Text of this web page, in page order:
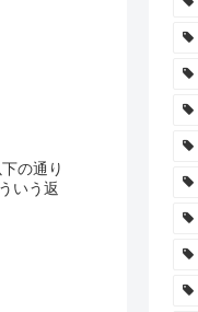
の通り
いう返